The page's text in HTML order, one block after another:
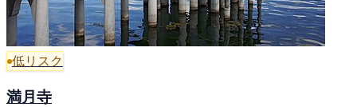
低リスク
満月寺